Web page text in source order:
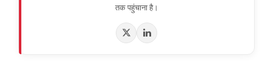
तक पहुंचाना है।